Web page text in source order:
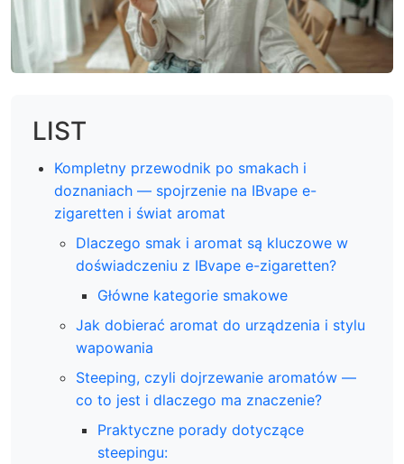
LIST
Kompletny przewodnik po smakach i
doznaniach — spojrzenie na IBvape e-
zigaretten i świat aromat
Dlaczego smak i aromat są kluczowe w
doświadczeniu z IBvape e-zigaretten?
Główne kategorie smakowe
Jak dobierać aromat do urządzenia i stylu
wapowania
Steeping, czyli dojrzewanie aromatów —
co to jest i dlaczego ma znaczenie?
Praktyczne porady dotyczące
steepingu: